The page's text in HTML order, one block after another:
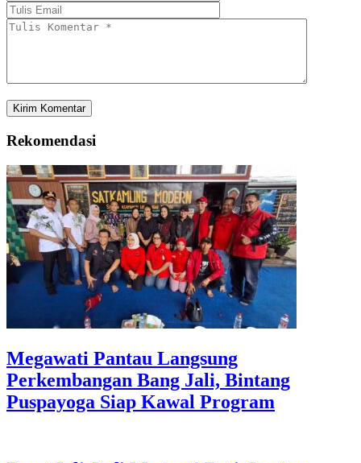
Rekomendasi
Megawati Pantau Langsung
Perkembangan Bang Jali, Bintang
Puspayoga Siap Kawal Program